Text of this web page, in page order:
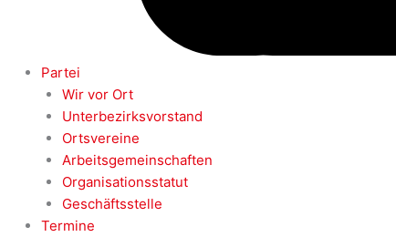
Partei
Wir vor Ort
Unterbezirksvorstand
Ortsvereine
Arbeitsgemeinschaften
Organisationsstatut
Geschäftsstelle
Termine